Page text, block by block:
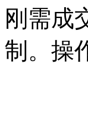
刚需成
制。操